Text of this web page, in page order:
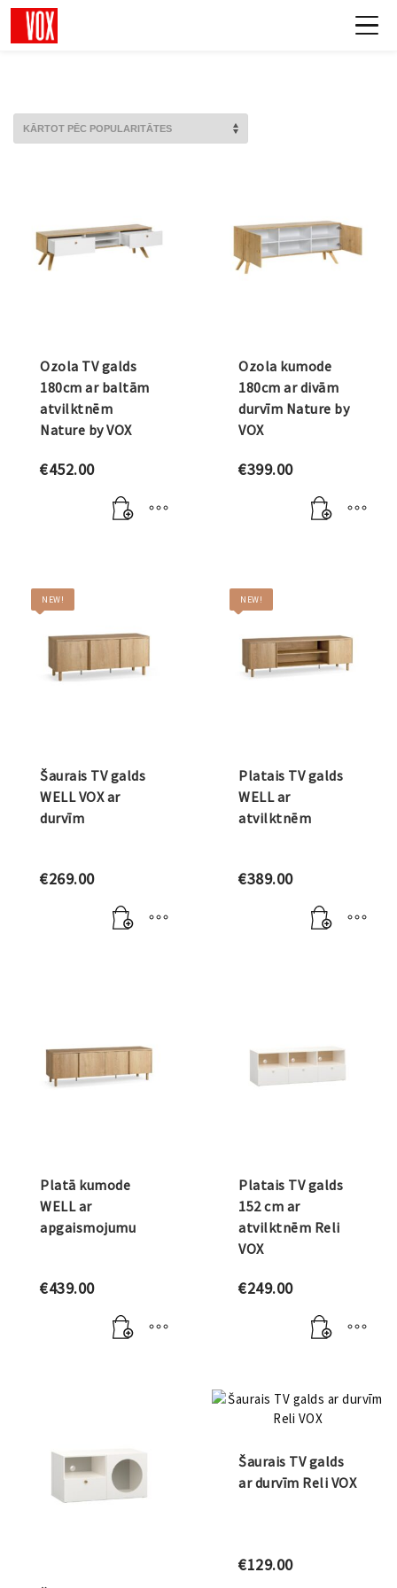
Ozola TV galds
180cm ar baltām
atvilktnēm
Nature by VOX
€452.00
Ozola kumode
180cm ar divām
durvīm Nature by
VOX
€399.00
NEW!
Šaurais TV galds
WELL VOX ar
durvīm
€269.00
NEW!
Platais TV galds
WELL ar
atvilktnēm
€389.00
Platā kumode
WELL ar
apgaismojumu
€439.00
Platais TV galds
152 cm ar
atvilktnēm Reli
VOX
€249.00
Šaurais TV galds
ar durvīm Reli VOX
€129.00